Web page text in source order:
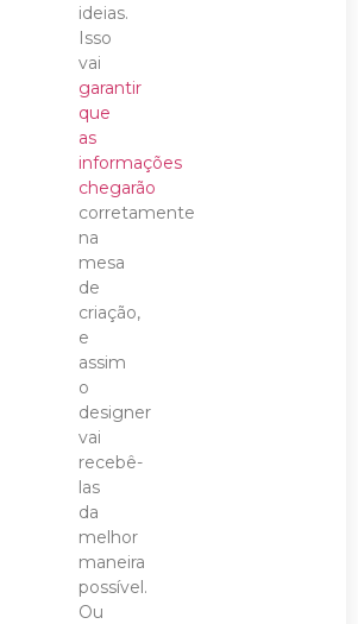
ideias.
Isso
vai
garantir
que
as
informações
chegarão
corretamente
na
mesa
de
criação,
e
assim
o
designer
vai
recebê-
las
da
melhor
maneira
possível.
Ou